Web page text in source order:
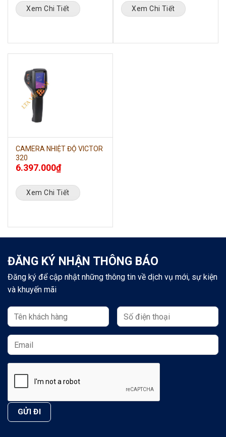
Xem Chi Tiết Xem Chi Tiết
CAMERA NHIỆT ĐỘ VICTOR
320
6.397.000₫
Xem Chi Tiết
ĐĂNG KÝ NHẬN THÔNG BÁO
Đăng ký để cập nhật những thông tin về dịch vụ mới, sự kiện
và khuyến mãi